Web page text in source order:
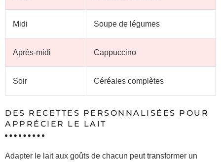
Midi Soupe de légumes
Après-midi Cappuccino
Soir Céréales complètes
DES RECETTES PERSONNALISÉES POUR
APPRÉCIER LE LAIT
Adapter le lait aux goûts de chacun peut transformer un